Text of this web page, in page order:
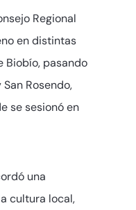
Regional
en distintas
Biobío, pasando
Rosendo,
se sesionó en
una
cultura local,